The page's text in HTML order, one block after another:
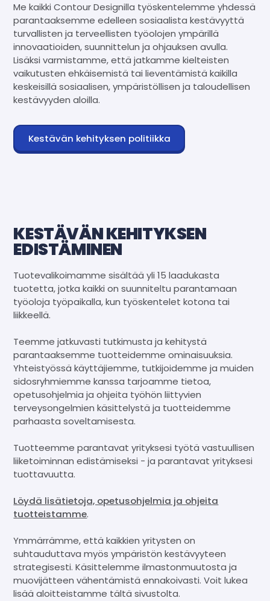
Me kaikki Contour Designilla työskentelemme yhdessä
parantaaksemme edelleen sosiaalista kestävyyttä
turvallisten ja terveellisten työolojen ympärillä
innovaatioiden, suunnittelun ja ohjauksen avulla.
Lisäksi varmistamme, että jatkamme kielteisten
vaikutusten ehkäisemistä tai lieventämistä kaikilla
keskeisillä sosiaalisen, ympäristöllisen ja taloudellisen
kestävyyden aloilla.
Kestävän kehityksen politiikka
KESTÄVÄN KEHITYKSEN
EDISTÄMINEN
Tuotevalikoimamme sisältää yli 15 laadukasta
tuotetta, jotka kaikki on suunniteltu parantamaan
työoloja työpaikalla, kun työskentelet kotona tai
liikkeellä.
Teemme jatkuvasti tutkimusta ja kehitystä
parantaaksemme tuotteidemme ominaisuuksia.
Yhteistyössä käyttäjiemme, tutkijoidemme ja muiden
sidosryhmiemme kanssa tarjoamme tietoa,
opetusohjelmia ja ohjeita työhön liittyvien
terveysongelmien käsittelystä ja tuotteidemme
parhaasta soveltamisesta.
Tuotteemme parantavat yrityksesi työtä vastuullisen
liiketoiminnan edistämiseksi - ja parantavat yrityksesi
tuottavuutta.
Löydä lisätietoja, opetusohjelmia ja ohjeita
tuotteistamme.
Ymmärrämme, että kaikkien yritysten on
suhtauduttava myös ympäristön kestävyyteen
strategisesti. Käsittelemme ilmastonmuutosta ja
muovijätteen vähentämistä ennakoivasti. Voit lukea
lisää aloitteistamme tältä sivustolta.